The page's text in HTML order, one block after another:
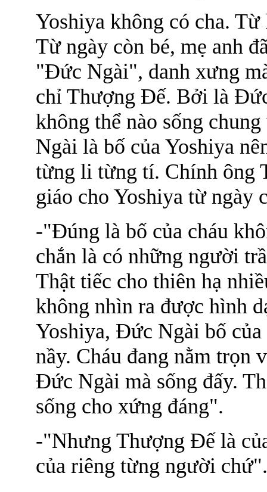
Yoshiya không có cha.
Từ ngày còn bé, mẹ anh
"Đức Ngài", danh xưng
chỉ Thượng Đế. Bởi là
không thể nào sống
Ngài là bố của Yoshiya
từng li từng tí. Chính ông
giáo cho Yoshiya từ ngày
-"Đúng là bố của cháu
chắn là có những người
Thật tiếc cho thiên hạ
không nhìn ra được hình
Yoshiya, Đức Ngài bố
nầy. Cháu đang nằm trọn
Đức Ngài mà sống đấy.
sống cho xứng đáng".
-"Nhưng Thượng Đế là
của riêng từng người chứ".